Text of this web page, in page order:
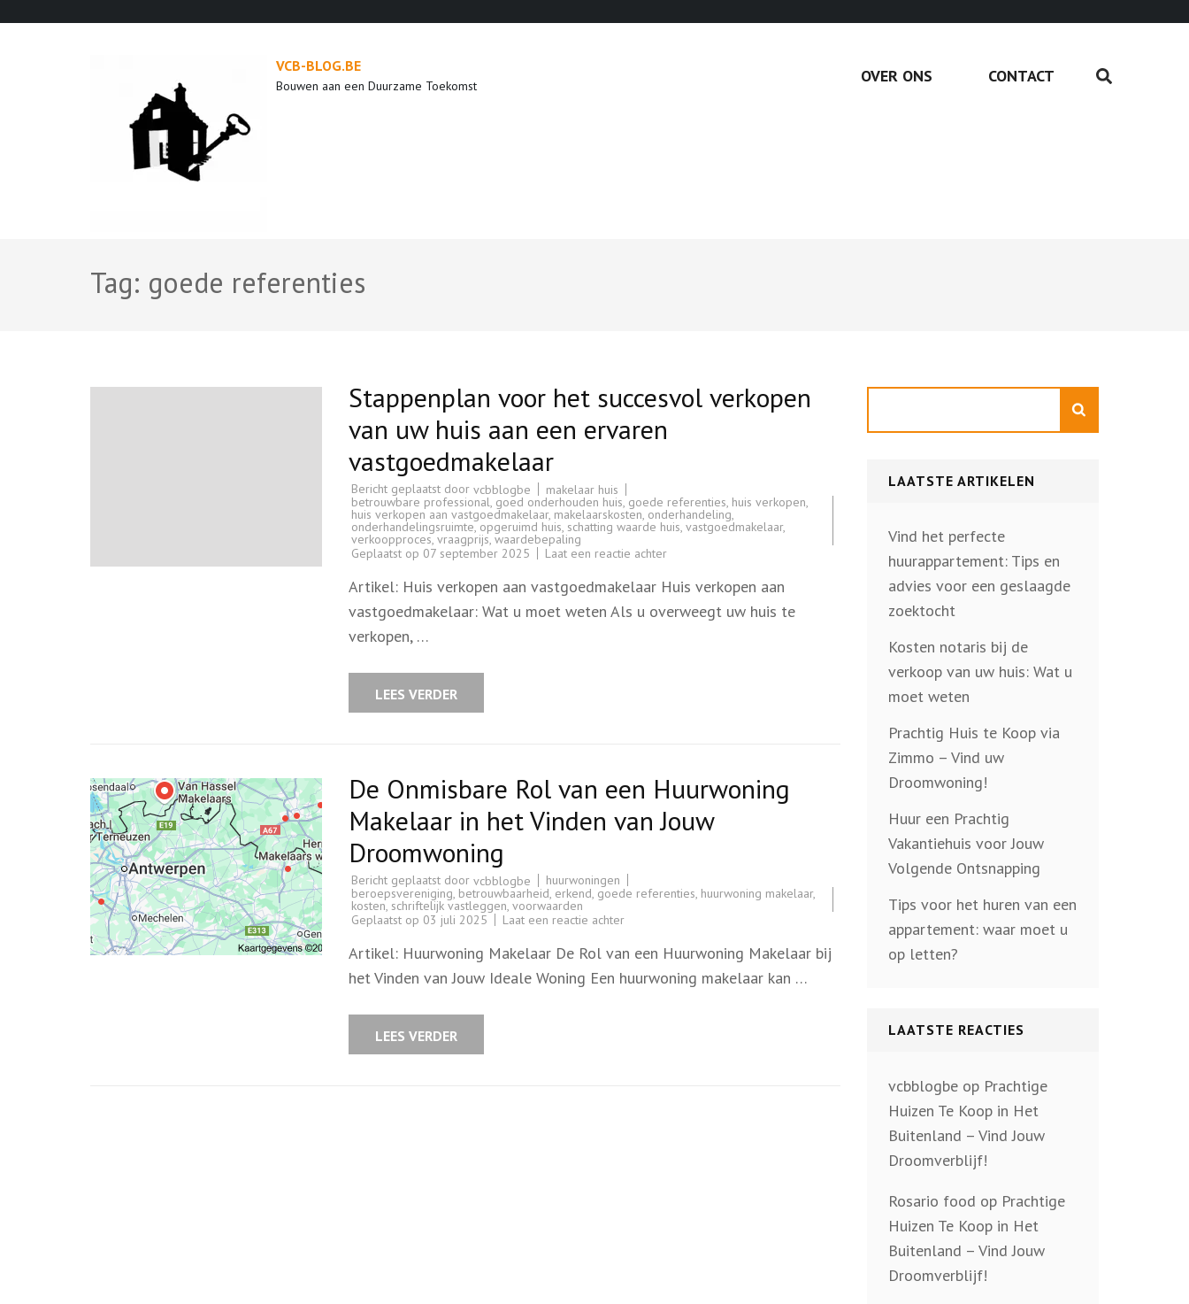
VCB-BLOG.BE
Bouwen aan een Duurzame Toekomst OVER ONS CONTACT
Tag: goede referenties
Stappenplan voor het succesvol verkopen
van uw huis aan een ervaren
vastgoedmakelaar
Bericht geplaatst door vcbblogbe
makelaar huis
betrouwbare professional, goed onderhouden huis, goede referenties, huis verkopen,
huis verkopen aan vastgoedmakelaar, makelaarskosten, onderhandeling,
onderhandelingsruimte,opgeruimd huis, schatting waarde huis, vastgoedmakelaar,
verkoopproces, vraagprijs, waardebepaling
Geplaatst op 07 september 2025 Laat een reactie achterop
het
verkopen
Artikel: Huis verkopen aan vastgoedmakelaar Huis verkopen aan
vastgoedmakelaar: Wat u moet weten Als u overweegt uw huis te
verkopen, …
LEES VERDER
De Onmisbare Rol van een Huurwoning
Makelaar in het Vinden van Jouw
Droomwoning
Bericht geplaatst door vcbblogbe
huurwoningen
beroepsvereniging, betrouwbaarheid, erkend, goede referenties, huurwoning makelaar,
kosten, schriftelijk vastleggen, voorwaarden
Geplaatst op 03 juli 2025 Laat een reactie achterop
Rol
een
Artikel: Huurwoning Makelaar De Rol van een Huurwoning Makelaar bij
het Vinden van Jouw Ideale Woning Een huurwoning makelaar kan …
LEES VERDER
LAATSTE ARTIKELEN
Vind het perfecte
huurappartement: Tips en
advies voor een geslaagde
zoektocht
Kosten notaris bij de
verkoop van uw huis: Wat u
moet weten
Prachtig Huis te Koop via
Zimmo – Vind uw
Droomwoning!
Huur een Prachtig
Vakantiehuis voor Jouw
Volgende Ontsnapping
Tips voor het huren van een
appartement: waar moet u
op letten?
LAATSTE REACTIES
vcbblogbeop Prachtige
Huizen Te Koop in Het
Buitenland – Vind Jouw
Droomverblijf!
Rosario food op Prachtige
Huizen Te Koop in Het
Buitenland – Vind Jouw
Droomverblijf!